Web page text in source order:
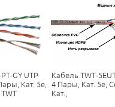
GY UTP
Кат. 5e,
Кабель TWT-
4 Пары, Кат. 5e,
Кат.,